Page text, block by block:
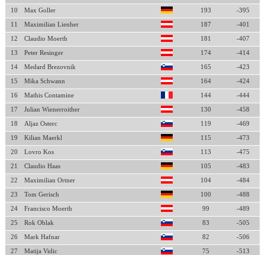
10 Max Goller 193 -395
11 Maximilian Lienher 187 -401
12 Claudio Moerth 181 -407
13 Peter Resinger 174 -414
14 Medard Brezovnik 165 -423
15 Mika Schwann 164 -424
16 Mathis Contamine 144 -444
17 Julian Wienerroither 130 -458
18 Aljaz Osterc 119 -469
19 Kilian Maerkl 115 -473
20 Lovro Kos 113 -475
21 Claudio Haas 105 -483
22 Maximilian Ortner 104 -484
23 Tom Gerisch 100 -488
24 Francisco Moerth 99 -489
25 Rok Oblak 83 -505
26 Mark Hafnar 82 -506
27 Matija Vidic 75 -513